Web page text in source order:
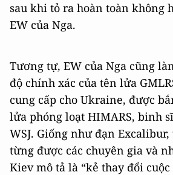
sau khi tỏ ra hoàn toàn không
EW của Nga.
Tương tự, EW của Nga cũng
độ chính xác của tên lửa
cung cấp cho Ukraine, được
lửa phóng loạt HIMARS, binh
WSJ. Giống như đạn Excalibur,
từng được các chuyên gia và
Kiev mô tả là “kẻ thay đổi